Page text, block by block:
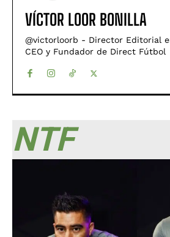
VÍCTOR LOOR BONILLA
@victorloorb - Director Editorial
CEO y Fundador de Direct Fútbol
NTF